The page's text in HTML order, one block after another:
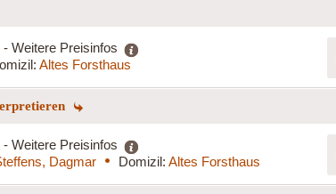
- Weitere Preisinfos
Altes Forsthaus
- Weitere Preisinfos
Dagmar Domizil: Altes Forsthaus